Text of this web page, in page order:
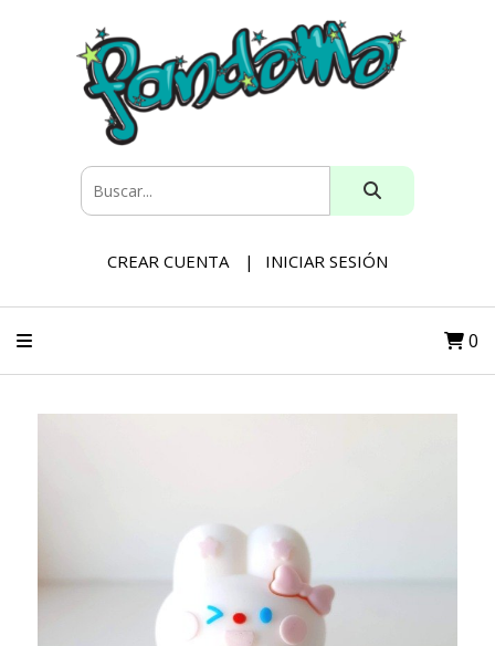
CREAR CUENTA INICIAR SESIÓN
0